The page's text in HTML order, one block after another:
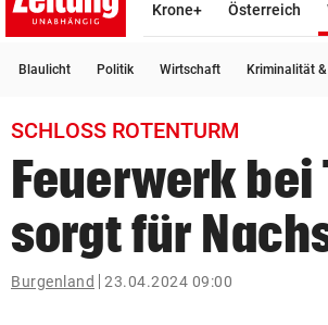
account_circle Anmelden
bookmark
search
Suchbegriff
eingeben
Krone+ Österreich
Blaulicht Politik Wirtschaft Kriminalität
SCHLOSS ROTENTURM
Feuerwerk
sorgt für
Burgenland 23.04.2024 09:00